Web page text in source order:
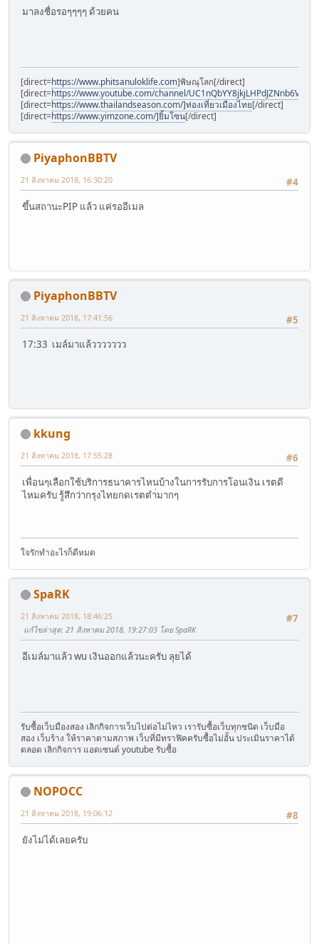
มาลงชื่อรอๆๆๆๆ ด้วยคน
[direct=https://www.phitsanuloklife.com]พิษณุโลก[/direct]
[direct=https://www.youtube.com/channel/
[direct=https://www.thailandseason.com/]ท่องเที่ยวเมืองไทย[/direct]
[direct=https://www.yimzone.com/]ยิ้มโซน[/direct]
PiyaphonBBTV
#4
21 สิงหาคม 2018, 16:30:20
ขึ้นสถานะPIP แล้ว แค่รออีเมล
PiyaphonBBTV
#5
21 สิงหาคม 2018, 17:41:56
17:33 เมล์มาแล้ววววววว
kkung
#6
21 สิงหาคม 2018, 17:55:28
เพื่อนๆเลือกใช้บริการธนาคารไหนบ้างในการรับการโอนเงิน เรตดี
ไหมครับ รู้สึกว่ากรุงไทยกดเรตตำ่มากๆ
ใจรักทำอะไรก็ดีหมด
SpaRK
#7
21 สิงหาคม 2018, 18:46:25
แก้ไขล่าสุด: 21 สิงหาคม 2018, 19:27:03 โดย SpaRK
อีเมล์มาแล้ว wu เงินออกแล้วนะครับ ลุยได้
รับซื้อเว็บมืองสอง เลิกกิจการเว็บไปต่อไม่ไหว เรารับซื้อเว็บทุกชนิด เว็บมือ
สอง เว็บร้าง ให้ราคาตามสภาพ เว็บที่มีทราฟิคครับซื้อไม่อั้น ประเมินราคาได้
ตลอด เลิกกิจการ แอดเซนต์ youtube รับซื้อ
NOPOCC
#8
21 สิงหาคม 2018, 19:06:12
ยังไม่ได้เลยครับ